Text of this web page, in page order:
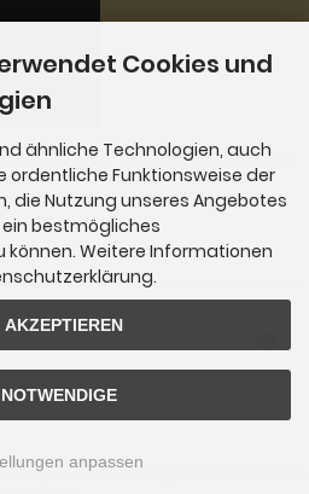
Überweisung oder per Paypal bezahlen. Paypa
Google Pay und Apple Pay zu bezahlen.
| Template © 2009-2026 by
Cookies und
ähnliche Technologien, auch
ordentliche Funktionsweise der
die Nutzung unseres Angebotes
bestmögliches
können. Weitere Informationen
anpassen